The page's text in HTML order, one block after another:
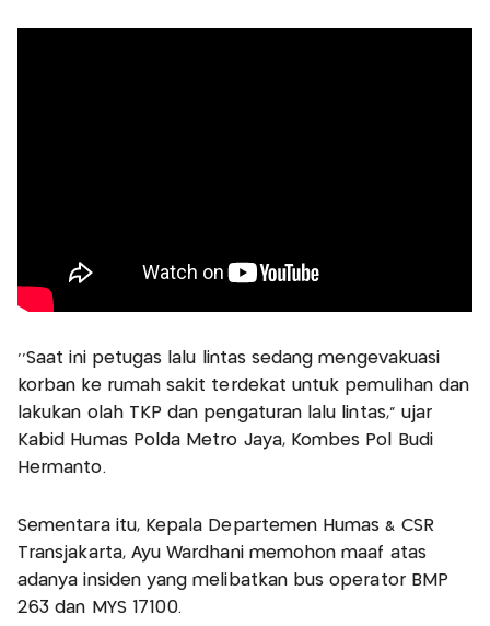
‘’Saat ini petugas lalu lintas sedang mengevakuasi
korban ke rumah sakit terdekat untuk pemulihan dan
lakukan olah TKP dan pengaturan lalu lintas,” ujar
Kabid Humas Polda Metro Jaya, Kombes Pol Budi
Hermanto.
Sementara itu, Kepala Departemen Humas & CSR
Transjakarta, Ayu Wardhani memohon maaf atas
adanya insiden yang melibatkan bus operator BMP
263 dan MYS 17100.